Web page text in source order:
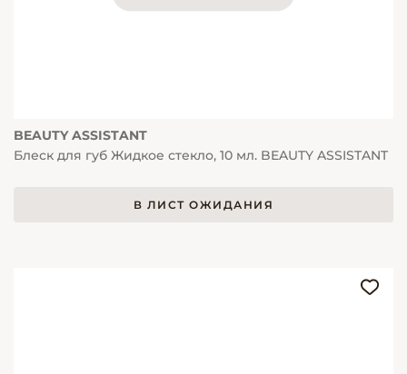
BEAUTY ASSISTANT
Блеск для губ Жидкое стекло, 10 мл. BEAUTY ASSISTANT
В ЛИСТ ОЖИДАНИЯ